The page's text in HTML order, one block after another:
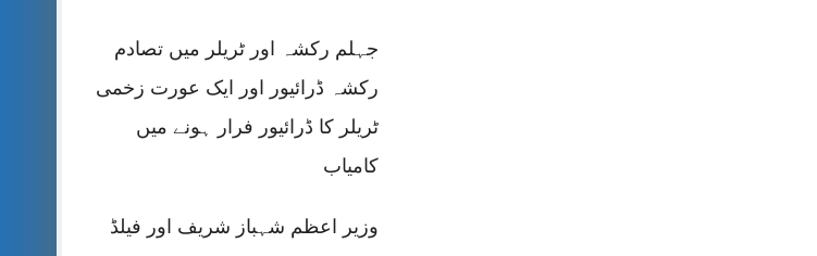
جہلم رکشہ اور ٹریلر میں تصادم
رکشہ ڈرائیور اور ایک عورت زخمی
ٹریلر کا ڈرائیور فرار ہونے میں
کامیاب
وزیر اعظم شہباز شریف اور فیلڈ